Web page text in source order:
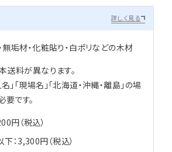
詳しく見る
無垢材・化粧貼り・白ポリなどの木材
送料が異なります。
」「現場名」「北海道・沖縄・離島」の場
です。
円（税込）
：3,300円（税込）